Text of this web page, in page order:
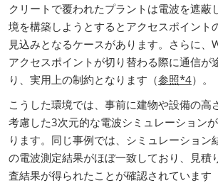
クリートで覆われたプラントは電波を遮蔽
境を構築しようとするとアクセスポイント
見込みとなるケースがあります。さらに、
アクセスポイントが切り替わる際に通信が
り、実用上の制約となります（参照*4）。
こうした環境では、事前に建物や設備の高
考慮した3次元的な電波シミュレーション
ります。同じ事例では、シミュレーション
の電波測定結果がほぼ一致しており、見積
査結果が得られたことが確認されています